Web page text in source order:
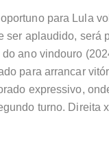
para Lula
ser aplaudido, será
ano vindouro
para arrancar
expressivo,
turno. Direita